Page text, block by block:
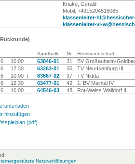
Knake, Gerald
Mobil: +4915204518085
klassenleiter-
klassenleiter-vl-
Sporthalle Nr. Heimmannschaft
10:00 63846-01 31 BV Großauheim-
12:30 63263-01 35 TV Neu-Isenburg III
10:00 t 63667-02 37 TV Nidda
12:30 63477-01 42 1. BV Maintal IV
10:00 64546-03 48 Rot-Weiss Walldorf III
hinzufügen
(pdf)
Netzwerklösungen